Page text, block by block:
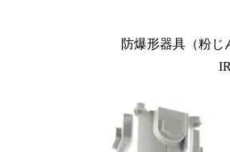
防爆形器具（粉